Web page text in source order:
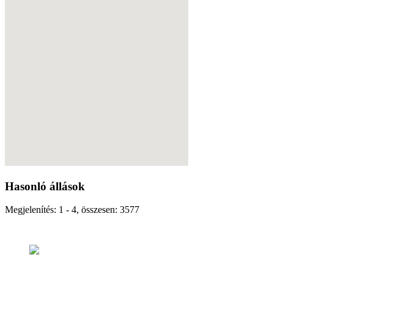
Hasonló állások
Megjelenítés: 1 - 4, összesen: 3577